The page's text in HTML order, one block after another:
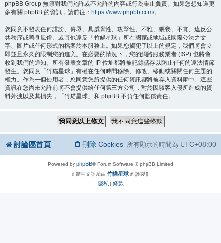
phpBB Group 無須對我們允許或不允許的內容或行為舉止負責。如果您想知道更
多有關 phpBB 的資訊，請前往： https://www.phpbb.com/。
您同意不發表任何誹謗、侮辱、具威脅性、攻擊性、不雅、猥褻、不實、違反公
共秩序或善良風俗、或其他違反「竹貓星球」所在國家或地域或國際公法之文
字、圖片或任何形式的檔案於本服務上。如果您觸犯了以上的規定，我們將會立
即並且永久的限制您的進入。在必要的情況下，您的網路服務業者 (ISP) 也將會
收到我們的通知。所有發表文章的 IP 位址都將被記錄儲存以防止任何的違法情節
發生。您同意「竹貓星球」有權在任何時間移除、修改、移動或關閉任何主題的
權力。作為一個使用者，您同意您所提供的任何資訊都將被存入資料庫中。這些
資訊在您尚未允許前將不會提供給任何第三方公司，對於因駭客入侵所造成的資
料外洩以及其損失，「竹貓星球」和 phpBB 不負任何賠償責任。
討論區首頁 所有顯示的時間為 UTC+08:00
刪除 Cookies
Powered by phpBB® Forum Software © phpBB Limited
正體中文語系由 竹貓星球 維護製作
隱私 | 條款